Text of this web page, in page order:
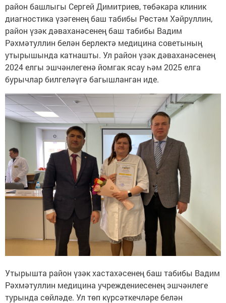
район башлыгы Сергей Димитриев, төбәкара клиник
диагностика үзәгенең баш табибы Рөстәм Хәйруллин,
район үзәк дәваханәсенең баш табибы Вадим
Рәхмәтуллин белән берлектә медицина советының
утырышында катнашты. Ул район үзәк дәваханәсенең
2024 елгы эшчәнлегенә йомгак ясау һәм 2025 елга
бурычлар билгеләүгә багышланган иде.
Утырышта район үзәк хастахәсенең баш табибы Вадим
Рәхмәтуллин медицина учреждениесенең эшчәнлеге
турында сөйләде. Ул төп күрсәткечләре белән